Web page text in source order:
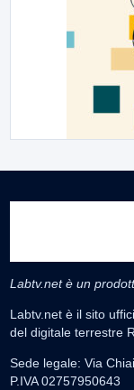
Labtv.net è un
Labtv.net è il sito
del digitale terrestre
Sede legale: Via
P.IVA 02757950643